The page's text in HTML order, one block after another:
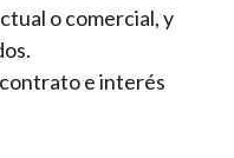
o comercial, y
e interés